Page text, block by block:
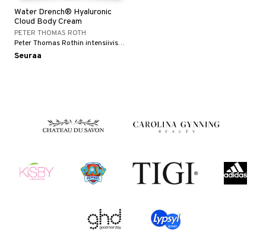
Water Drench® Hyaluronic
Cloud Body Cream
PETER THOMAS ROTH
Peter Thomas Rothin intensiivisesti kosteuttava body cream
Seuraa